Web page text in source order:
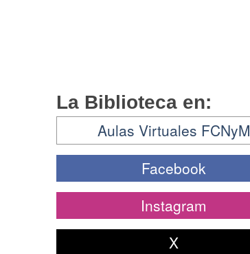
La Biblioteca en:
Aulas Virtuales FCNyM
Facebook
Instagram
X